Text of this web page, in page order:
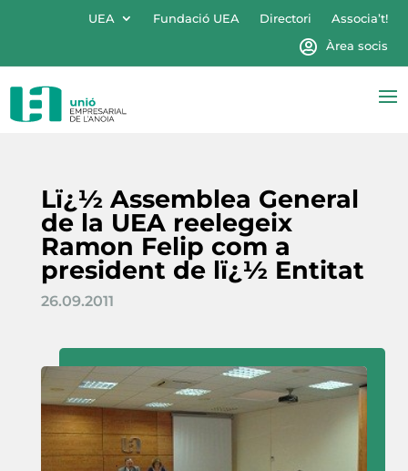
UEA Fundació UEA Directori
Associa’t!
Àrea socis
Lï¿½ Assemblea General
de la UEA reelegeix
Ramon Felip com a
president de lï¿½ Entitat
26.09.2011